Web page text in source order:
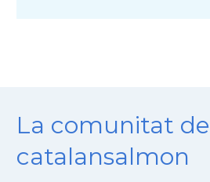
La comunitat de
catalansalmon